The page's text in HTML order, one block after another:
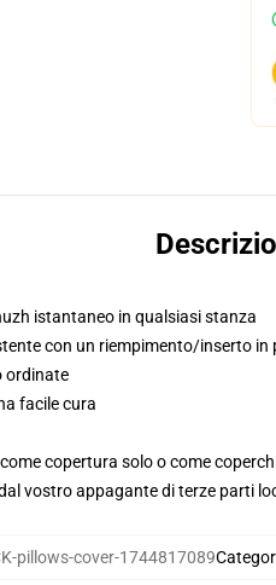
istantaneo in qualsiasi stanza
con un riempimento/inserto in
ordinate
facile cura
copertura solo o come
vostro appagante di terze parti
pillows-cover-1744817089